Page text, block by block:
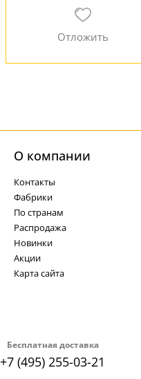
Бесплатная доставка
+7 (495) 255-03-21
О компании
Контакты
Фабрики
По странам
Распродажа
Новинки
Акции
Карта сайта